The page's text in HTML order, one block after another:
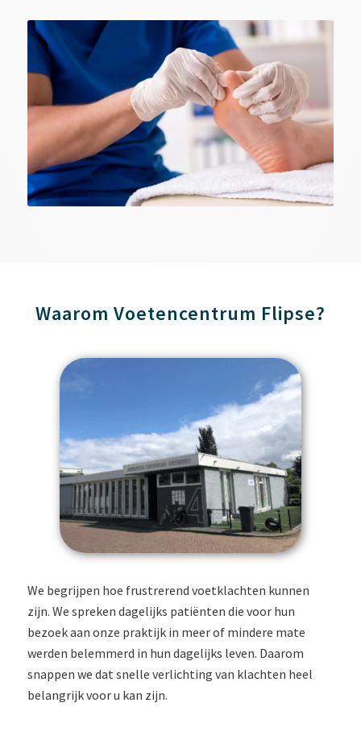
Waarom Voetencentrum Flipse?
We begrijpen hoe frustrerend voetklachten kunnen
zijn. We spreken dagelijks patiënten die voor hun
bezoek aan onze praktijk in meer of mindere mate
werden belemmerd in hun dagelijks leven. Daarom
snappen we dat snelle verlichting van klachten heel
belangrijk voor u kan zijn.